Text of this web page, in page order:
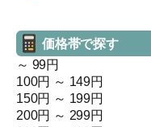
価格帯で探す
～ 99円
100円 ～ 149円
150円 ～ 199円
200円 ～ 299円